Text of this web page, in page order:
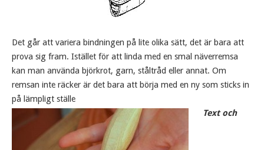
Det går att variera bindningen på lite olika sätt, det är bara att
prova sig fram. Istället för att linda med en smal näverremsa
kan man använda björkrot, garn, ståltråd eller annat. Om
remsan inte räcker är det bara att börja med en ny som sticks in
på lämpligt ställe
Text och